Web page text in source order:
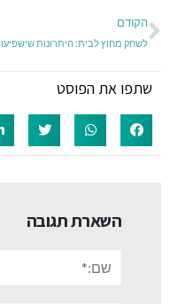
הקודם
שתפו את הפוסט
השארת תגובה